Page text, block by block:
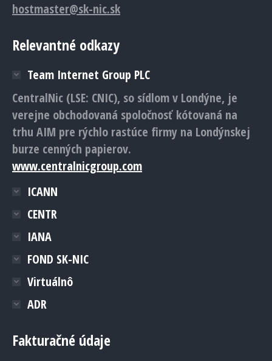
hostmaster@sk-nic.sk
Relevantné odkazy
Team Internet Group PLC
CentralNic (LSE: CNIC), so sídlom v Londýne, je
verejne obchodovaná spoločnosť kótovaná na
trhu AIM pre rýchlo rastúce firmy na Londýnskej
burze cenných papierov.
www.centralnicgroup.com
ICANN
CENTR
IANA
FOND SK-NIC
Virtuálnô
ADR
Fakturačné údaje